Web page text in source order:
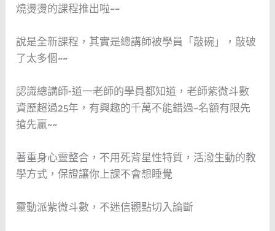
燒燙燙的課程推出啦~~
說是全新課程，其實是總講師被學員「敲碗」，敲破
了太多個~~
認識總講師-道一老師的學員都知道，老師紫微斗數
資歷超過25年，有興趣的千萬不能錯過~名額有限先
搶先贏~~
著重身心靈整合，不用死背星性特質，活潑生動的教
學方式，保證讓你上課不會想睡覺
靈動派紫微斗數，不迷信觀點切入論斷